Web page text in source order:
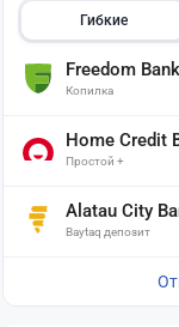
Гибкие
Freedom Bank
Копилка
Home Credit
Простой +
Alatau City
Baytaq депозит